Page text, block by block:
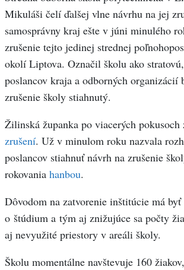
Mikuláši čelí ďalšej vlne návrhu na jej
samosprávny kraj ešte v júni minulého
zrušenie tejto jedinej strednej
okolí Liptova. Označil školu ako
poslancov kraja a odborných organizácií
zrušenie školy stiahnutý.
Žilinská županka po viacerých pokusoch
zrušení. Už v minulom roku nazvala
poslancov stiahnuť návrh na zrušenie
rokovania hanbou.
Dôvodom na zatvorenie inštitúcie má
o štúdium a tým aj znižujúce sa počty
aj nevyužité priestory v areáli školy.
Školu momentálne navštevuje 160